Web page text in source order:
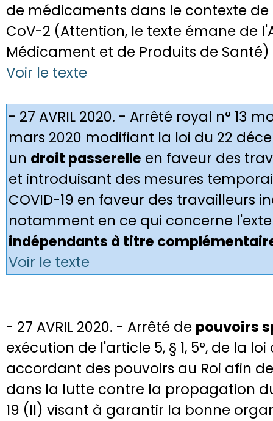
de médicaments dans le contexte de
CoV-2 (Attention, le texte émane de
Médicament et de Produits de Santé)
Voir le texte
- 27 AVRIL 2020. - Arrêté royal n° 13
mars 2020 modifiant la loi du 22
un droit passerelle en faveur des
et introduisant des mesures
COVID-19 en faveur des travailleurs
notamment en ce qui concerne
indépendants à titre
Voir le texte
- 27 AVRIL 2020. - Arrêté de pouvoirs
exécution de l'article 5, § 1, 5°, de la
accordant des pouvoirs au Roi afin
dans la lutte contre la propagation
19 (II) visant à garantir la bonne